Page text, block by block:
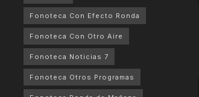
Fonoteca Con Efecto Ronda
Fonoteca Con Otro Aire
Fonoteca Noticias 7
Fonoteca Otros Programas